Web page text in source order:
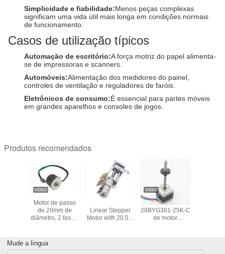
Simplicidade e fiabilidade:Menos peças complexas
significam uma vida útil mais longa em condições normais
de funcionamento.
Casos de utilização típicos
Automação de escritório:A força motriz do papel alimenta-
se de impressoras e scanners.
Automóveis:Alimentação dos medidores do painel,
controles de ventilação e reguladores de faróis.
Eletrônicos de consumo:É essencial para partes móveis
em grandes aparelhos e consoles de jogos.
Produtos recomendados
4,5
porca
Motor de passo
de 20mm de
diâmetro, 2 fases,
PM20
Linear Stepper
Motor with 20.5:1
Applications
Motor deslizante
28BYG301-25K-C
de motor
híbridos
Mude a língua